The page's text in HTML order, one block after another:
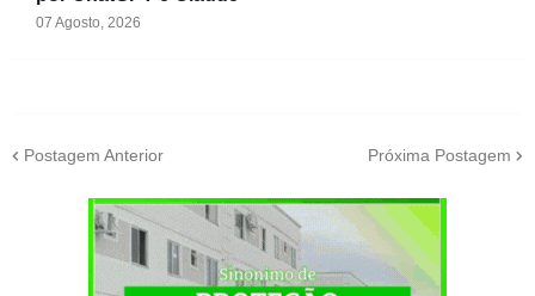
07 Agosto, 2026
Postagem Anterior Próxima Postagem